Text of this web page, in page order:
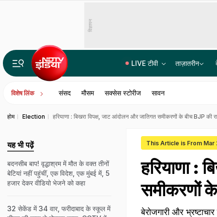
विज्ञापन
LIVE टीवी ताज़ातरीन
विशेष लिंक संसद मौसम सक्सेस स्टोरीज सावन
होम Election हरियाणा : बिखरा विपक्ष, जाट आंदोलन और जातिगत समीकरणों के बीच BJP की
This Article is From Mar
हरियाणा :
समीकरणों
बेरोजगारी और
यह भी पढ़ें
बदनसीब बाप! वृद्धाश्रम में मौत के वक्त तीनों
बेटियां नहीं पहुंचीं, एक विदेश, एक मुंबई में, 5
हजार देकर वीडियो भेजने को कहा
32 सेकेंड में 34 वार, फरीदाबाद के स्‍कूल में